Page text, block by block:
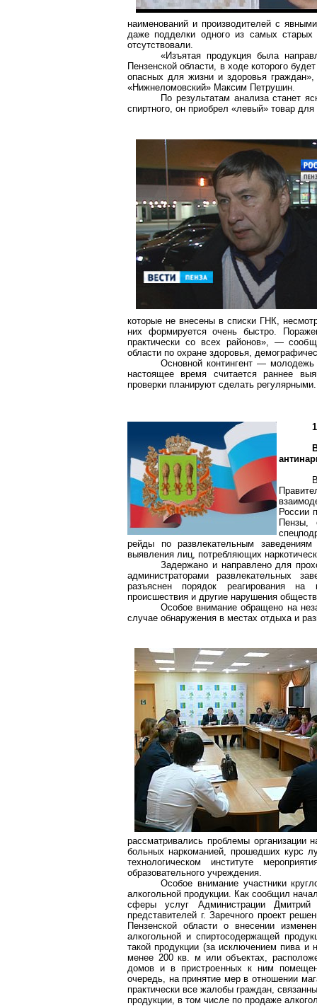
наименований и производителей с
даже подделки одного из самых старых
отсутствовали.
«Изъятая продукция была
Пензенской области, в ходе которого
опасных для жизни и здоровья
«Нижнеломовский» Максим Петрушин.
По результатам анализа станет
спиртного, он приобрел «левый» товар
которые не внесены в списки ГНК,
них формируется очень быстро.
практически со всех районов», —
области по охране здоровья,
Основной контингент —
настоящее время считается раннее
проверки планируют сделать регулярными.
России
Пензы,
рейды по развлекательным
выявления лиц, потребляющих
Задержано и направлено для
администраторами развлекательных
разъяснен порядок реагирования на
происшествия и другие нарушения
Особое внимание обращено на
случае обнаружения в местах отдыха и
рассматривались проблемы организации
больных наркоманией, прошедших курс
технологическом институте
образовательного учреждения.
Особое внимание участники
алкогольной продукции. Как сообщил
сферы услуг Администрации Дмитрий
представителей г. Заречного проект
Пензенской области о внесении
алкогольной и спиртосодержащей
такой продукции (за исключением пива и
менее 200 кв. м или объектах,
домов и в пристроенных к ним
очередь, на принятие мер в отношении
практически все жалобы граждан,
продукции, в том числе по продаже